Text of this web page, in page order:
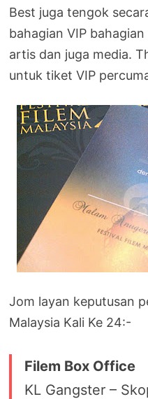
Best juga tengok
bahagian VIP
artis dan juga media.
untuk tiket VIP
Jom layan keputusan
Malaysia Kali Ke 24:-
Filem Box Office
KL Gangster –